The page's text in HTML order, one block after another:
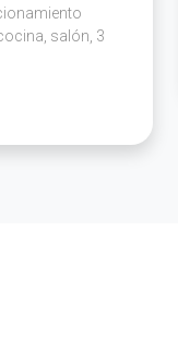
salón, 3